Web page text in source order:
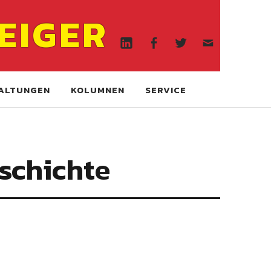
KOLUMNEN SERVICE